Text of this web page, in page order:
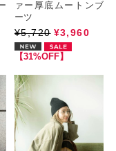
ァー厚底ムートンブ
ーツ
¥5,720 ¥3,960
【31%OFF】